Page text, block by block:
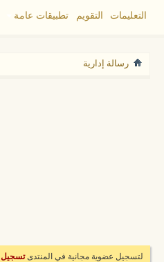
التعليمات التقويم تطبيقات عامة
رسالة إدارية
لتسجيل عضوية مجانية في المنتدىتسجيل